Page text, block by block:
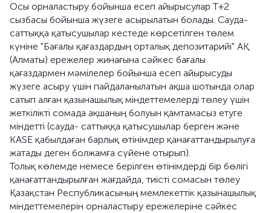
Осы орналастыру бойынша есеп айырысулар Т+2
сызбасы бойынша жүзеге асырылатын болады. Сауда-
саттыққа қатысушылар кестеде көрсетілген төлем
күніне "Бағалы қағаздардың орталық депозитарийі" АҚ
(Алматы) ережелер жинағына сәйкес бағалы
қағаздармен мәмілелер бойынша есеп айырысуды
жүзеге асыру үшін пайдаланылатын ақша шотында олар
сатып алған қазынашылық міндеттемелерді төлеу үшін
жеткілікті сомада ақшаның болуын қамтамасыз етуге
міндетті (сауда- саттыққа қатысушылар берген және
KASE қабылдаған барлық өтінімдер қанағаттандырылуға
жатады деген болжамға сүйене отырып).
Толық көлемде немесе берілген өтінімдерді бір бөлігі
қанағаттандырылған жағдайда, тиісті сомасын төлеу
Қазақстан Республикасының мемлекеттік қазынашылық
міндеттемелерін орналастыру ережелеріне сәйкес